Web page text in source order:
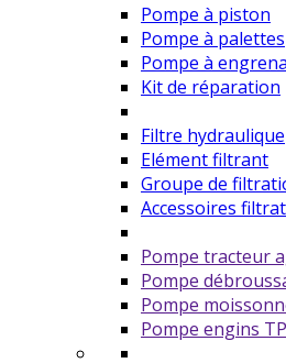
Pompe à piston
Pompe à palettes
Pompe à
Kit de réparation
Filtre hydraulique
Elément filtrant
Groupe de
Accessoires
Pompe tracteur
Pompe
Pompe
Pompe engins TP